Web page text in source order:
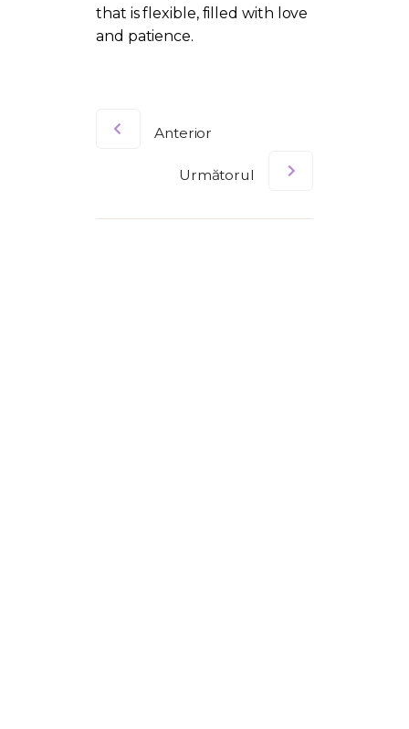
that is flexible, filled with love
and patience.
Anterior
Următorul